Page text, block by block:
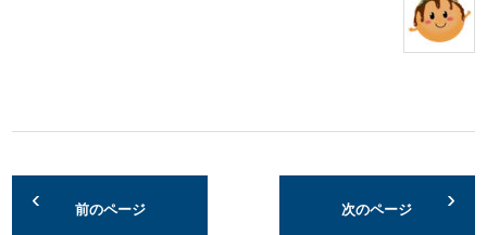
前のページ 次のページ